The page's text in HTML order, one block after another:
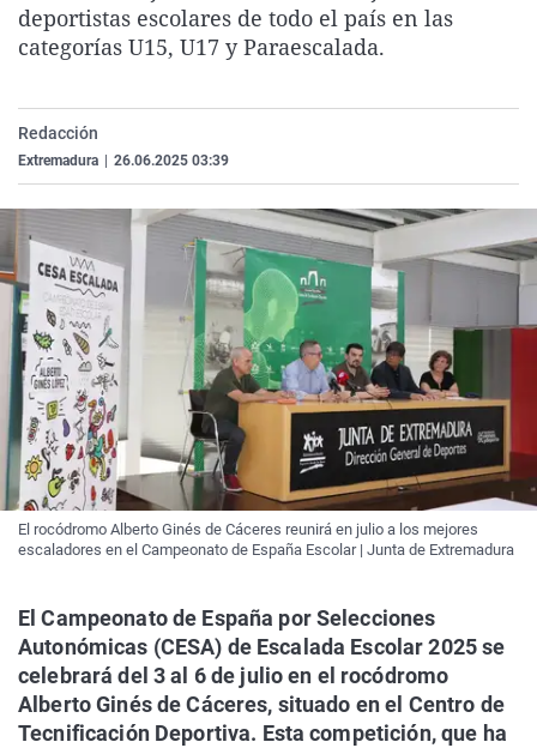
La rosa de los vientos
Gente viajera
Como el perro y el
Caso
Retornados
Equipo de
Extremadura
Galicia
La Rioja
País Vasco
Virales
Televisión
Elecciones
deportistas escolares de todo el país en las
categorías U15, U17 y Paraescalada.
Redacción
Extremadura 26.06.2025 03:39
El rocódromo Alberto Ginés de Cáceres reunirá en julio a los mejores
escaladores en el Campeonato de España Escolar | Junta de Extremadura
El Campeonato de España por Selecciones
Autonómicas (CESA) de Escalada Escolar 2025 se
celebrará del 3 al 6 de julio en el rocódromo
Alberto Ginés de Cáceres, situado en el Centro de
Tecnificación Deportiva. Esta competición, que ha